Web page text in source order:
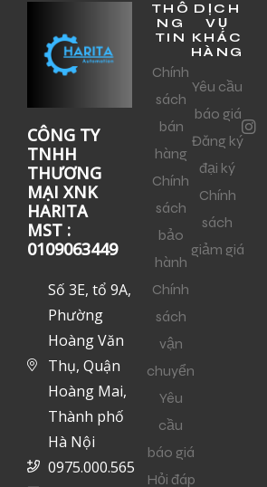
CÔNG TY
TNHH
THƯƠNG
MẠI XNK
HARITA
MST :
0109063449
Số 3E, tổ 9A,
Phường
Hoàng Văn
Thụ, Quận
Hoàng Mai,
Thành phố
Hà Nội
0975.000.565
THÔ
NG
TIN
Chính
sách
bán
hàng
Chính
sách
bảo
hành
Chính
sách
vận
chuyển
Yêu
cầu
báo giá
Hỏi đáp
DỊCH
VỤ
KHÁC
HÀNG
Yêu cầu
báo giá
Đăng ký
đại ký
Chính
sách
giảm giá